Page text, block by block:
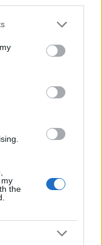
or more Google
You may click to
party tags to
in below Google
the